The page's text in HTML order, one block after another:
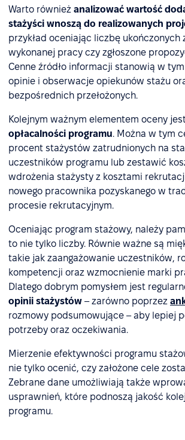
Warto również analizować wartość
stażyści wnoszą do realizowanych
przykład oceniając liczbę ukończonych
wykonanej pracy czy zgłoszone
Cenne źródło informacji stanowią w
opinie i obserwacje opiekunów stażu
bezpośrednich przełożonych.
Kolejnym ważnym elementem oceny
opłacalności programu. Można w tym
procent stażystów zatrudnionych na
uczestników programu lub zestawić
wdrożenia stażysty z kosztami
nowego pracownika pozyskanego w
procesie rekrutacyjnym.
Oceniając program stażowy, należy
to nie tylko liczby. Równie ważne są
takie jak zaangażowanie uczestników,
kompetencji oraz wzmocnienie marki
Dlatego dobrym pomysłem jest
opinii stażystów – zarówno poprzez
rozmowy podsumowujące – aby lepiej
potrzeby oraz oczekiwania.
Mierzenie efektywności programu
nie tylko ocenić, czy założone cele
Zebrane dane umożliwiają także
usprawnień, które podnoszą jakość
programu.